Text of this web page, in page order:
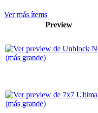
Ver más ítems
Preview